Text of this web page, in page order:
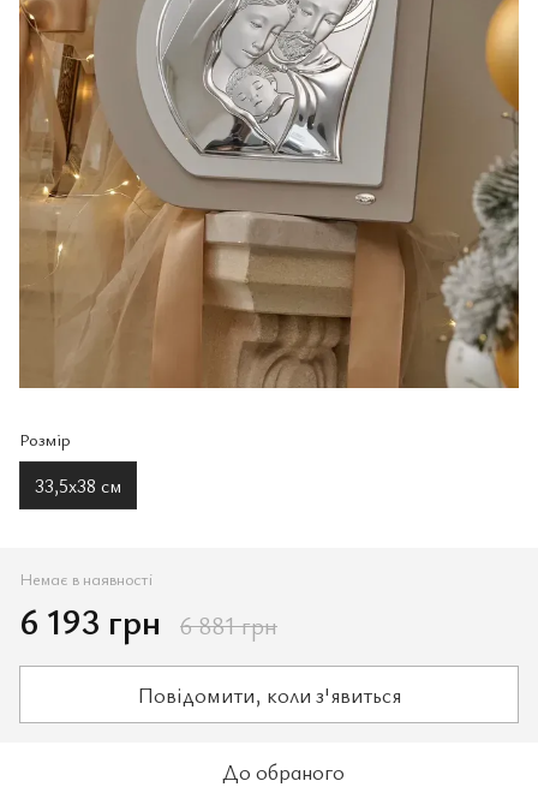
Розмір
33,5х38 см
Немає в наявності
6 193 грн 6 881 грн
Повідомити, коли з'явиться
До обраного